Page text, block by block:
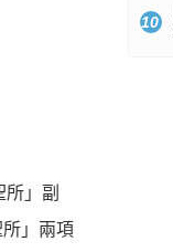
」副
」兩項
10